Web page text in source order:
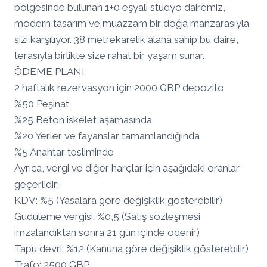
bölgesinde bulunan 1+0 eşyalı stüdyo dairemiz,
modern tasarım ve muazzam bir doğa manzarasıyla
sizi karşılıyor. 38 metrekarelik alana sahip bu daire,
terasıyla birlikte size rahat bir yaşam sunar.
ÖDEME PLANI
2 haftalık rezervasyon için 2000 GBP depozito
%50 Peşinat
%25 Beton iskelet aşamasında
%20 Yerler ve fayanslar tamamlandığında
%5 Anahtar tesliminde
Ayrıca, vergi ve diğer harçlar için aşağıdaki oranlar
geçerlidir:
KDV: %5 (Yasalara göre değişiklik gösterebilir)
Güdüleme vergisi: %0,5 (Satış sözleşmesi
imzalandıktan sonra 21 gün içinde ödenir)
Tapu devri: %12 (Kanuna göre değişiklik gösterebilir)
Trafo: 2500 GBP